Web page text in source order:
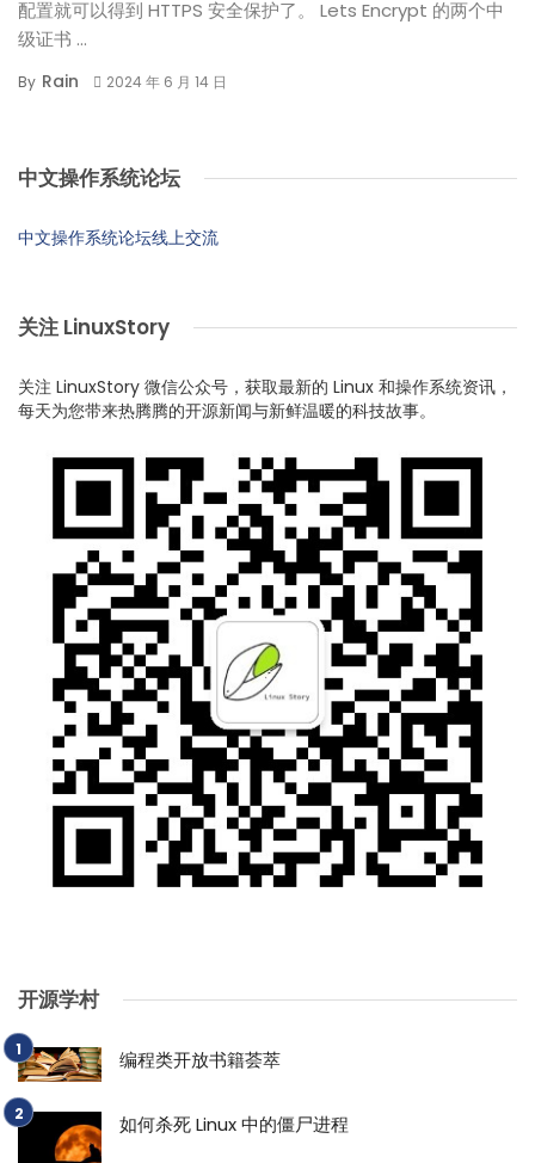
配置就可以得到 HTTPS 安全保护了。 Lets Encrypt 的两个中
级证书 ...
By Rain 2024 年 6 月 14 日
中文操作系统论坛
中文操作系统论坛线上交流
关注 LinuxStory
关注 LinuxStory 微信公众号，获取最新的 Linux 和操作系统资讯，
每天为您带来热腾腾的开源新闻与新鲜温暖的科技故事。
开源学村
编程类开放书籍荟萃
如何杀死 Linux 中的僵尸进程